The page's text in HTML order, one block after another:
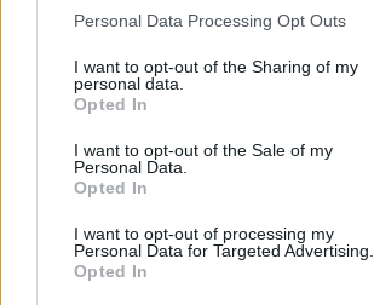
Please note that this website/app uses one
not limited to your visit or usage behaviour.
grant or deny consent to Google and its
use your data for below specified purposes
consent section.
Personal Data Processing Opt Outs
I want to opt-out of the Sharing of my
personal data.
Opted In
I want to opt-out of the Sale of my
Personal Data.
Opted In
I want to opt-out of processing my
Personal Data for Targeted Advertising.
Opted In
εντοπίζουν την τσάντα
Rolex όπου άρπαξε Έλληνας
Ουκρανό τουρίστα
Η φωτιά στη Δυτική Αττική,
κορυφή του Κιθαιρώνα – Το
timelapse βίντεο
Μυστράς: «Φρούριο» το
έκρυβε τη σορό του 90χρονου
«Είχαμε να τον δούμε πάνω